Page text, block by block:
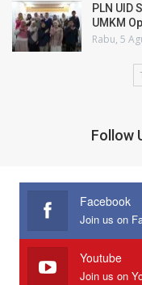
PLN UID
UMKM
Rabu, 5
Follow
Facebook
Youtube
Join us on